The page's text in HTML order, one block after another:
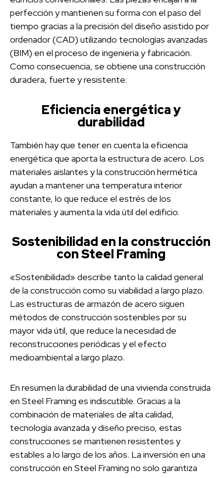
perfección y mantienen su forma con el paso del
tiempo gracias a la precisión del diseño asistido por
ordenador (CAD) utilizando tecnologías avanzadas
(BIM) en el proceso de ingenieria y fabricación.
Como consecuencia, se obtiene una construcción
duradera, fuerte y resistente.
Eficiencia energética y
durabilidad
También hay que tener en cuenta la eficiencia
energética que aporta la estructura de acero. Los
materiales aislantes y la construcción hermética
ayudan a mantener una temperatura interior
constante, lo que reduce el estrés de los
materiales y aumenta la vida útil del edificio.
Sostenibilidad en la construcción
con Steel Framing
«Sostenibilidad» describe tanto la calidad general
de la construcción como su viabilidad a largo plazo.
Las estructuras de armazón de acero siguen
métodos de construcción sostenibles por su
mayor vida útil, que reduce la necesidad de
reconstrucciones periódicas y el efecto
medioambiental a largo plazo.
En resumen la durabilidad de una vivienda construida
en Steel Framing es indiscutible. Gracias a la
combinación de materiales de alta calidad,
tecnología avanzada y diseño preciso, estas
construcciones se mantienen resistentes y
estables a lo largo de los años. La inversión en una
construcción en Steel Framing no solo garantiza